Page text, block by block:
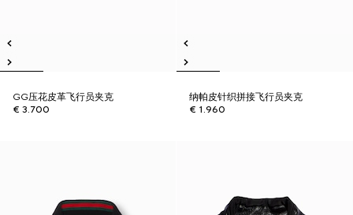
GG压花皮革飞行员夹克
€ 3.700
纳帕皮针织拼接飞行员夹克
€ 1.960